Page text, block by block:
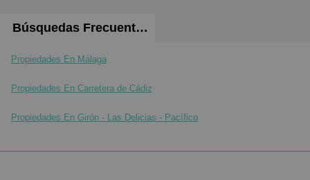
Búsquedas Frecuentes
Propiedades En Málaga
Propiedades En Carretera de Cádiz
Propiedades En Girón - Las Delicias - Pacífico